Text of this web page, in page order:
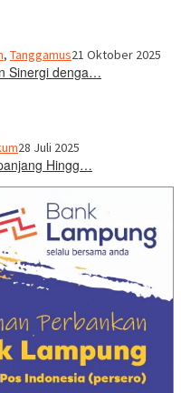
, Tanggamus21 Oktober 2025
Sinergi denga…
28 Juli 2025
Hingg…